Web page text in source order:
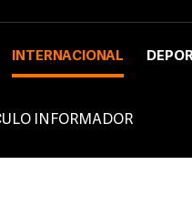
INTERNACIONAL
INFORMADOR